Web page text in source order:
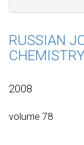
RUSSIAN
CHEMISTRY
2008
volume 78